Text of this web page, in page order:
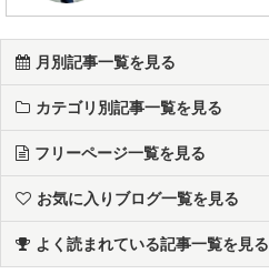
月別記事一覧を見る
カテゴリ別記事一覧を見る
フリーページ一覧を見る
お気に入りブログ一覧を見る
よく読まれている記事一覧を見る